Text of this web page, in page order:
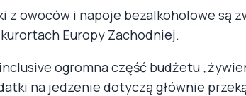
z owoców i napoje bezalkoholowe są
Europy Zachodniej.
ogromna część budżetu
na jedzenie dotyczą głównie